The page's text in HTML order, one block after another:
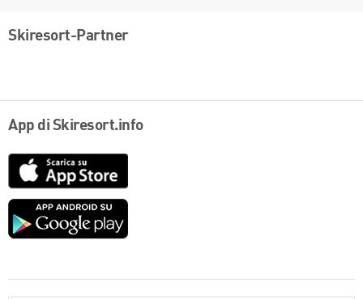
Skiresort-Partner
App di Skiresort.info
Google